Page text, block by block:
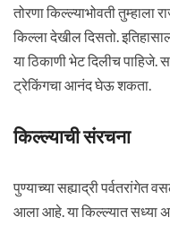
तोरणा किल्ल्याभोवती तुम्हाला
किल्ला देखील दिसतो.
या ठिकाणी भेट दिलीच पाहिजे.
ट्रेकिंगचा आनंद घेऊ शकता.
किल्ल्याची संरचना
पुण्याच्या सह्याद्री पर्वतरांगेत
आला आहे. या किल्ल्यात सध्या